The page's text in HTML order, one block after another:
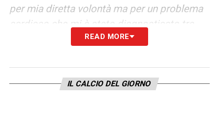
per mia diretta volontà ma per un problema
cardiaco che mi è stato diagnosticato tre
settimane fa. Per la passione che ho per il
questo modo: per questo ho deciso di
intraprendere la carriera di allenatore».
READ MORE
IL CALCIO DEL GIORNO